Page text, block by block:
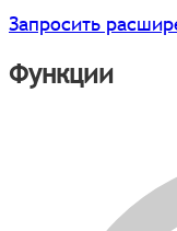
Запросить
Функции